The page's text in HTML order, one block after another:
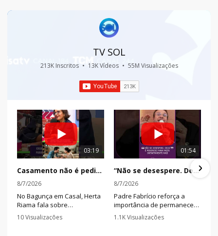
TV SOL
213K Inscritos • 13K Vídeos • 55M Visualizações
03:19
Casamento não é pedir autorização para tudo, é aprender a decidir junto
8/7/2026
No Bagunça em Casal, Herta
Riama fala sobre
dependência emocional,
acordos e diálogo,
10 Visualizações
01:54
“Não se desespere. Deus é poderoso para fazer infinitamente mais”
8/7/2026
Padre Fabrício reforça a
importância de permanecer
firme na fé mesmo quando
as circunstâncias apontam
1.1K Visualizações